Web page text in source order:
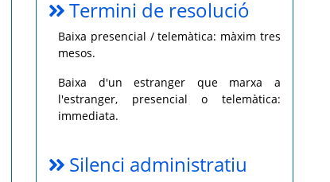
Termini de resolució
Baixa presencial / telemàtica: màxim tres
mesos.
Baixa d'un estranger que marxa a
l'estranger, presencial o telemàtica:
immediata.
Silenci administratiu